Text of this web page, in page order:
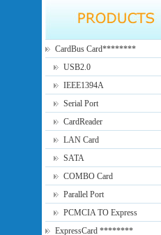
CardBus Card********
USB2.0
IEEE1394A
Serial Port
CardReader
LAN Card
SATA
COMBO Card
Parallel Port
PCMCIA TO Express
ExpressCard ********